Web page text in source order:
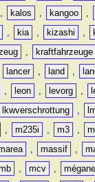
, kalos , kangoo ,
, kia , kizashi ,
, kraftfahrzeuge
lancer , land ,
, leon , levorg ,
lkwverschrottung ,
, m235i , m3 ,
, massif ,
, mcv , mégane